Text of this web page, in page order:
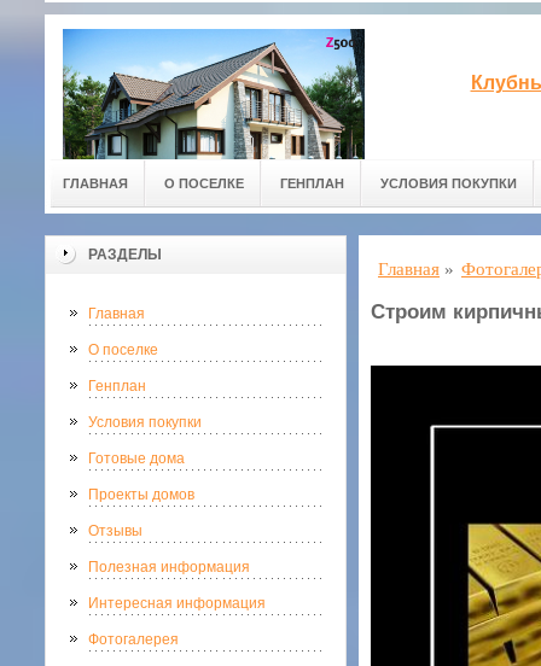
ГЛАВНАЯ О ПОСЕЛКЕ ГЕНПЛАН УСЛОВИЯ ПОКУПКИ
РАЗДЕЛЫ
Главная
О поселке
Генплан
Условия покупки
Готовые дома
Проекты домов
Отзывы
Полезная информация
Интересная информация
Фотогалерея
Главная »
Строим